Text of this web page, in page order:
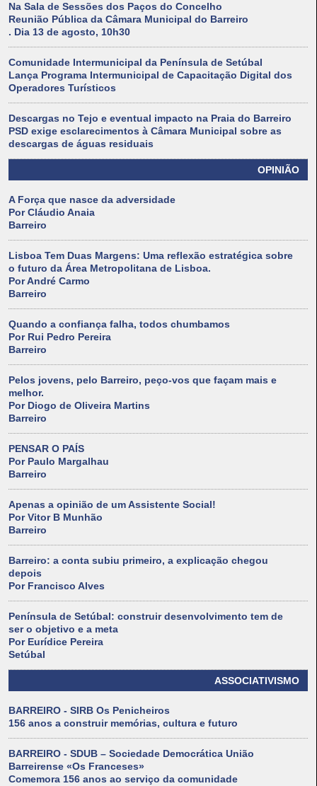
Na Sala de Sessões dos Paços do Concelho
Reunião Pública da Câmara Municipal do Barreiro
. Dia 13 de agosto, 10h30
Comunidade Intermunicipal da Península de Setúbal
Lança Programa Intermunicipal de Capacitação Digital dos
Operadores Turísticos
Descargas no Tejo e eventual impacto na Praia do Barreiro
PSD exige esclarecimentos à Câmara Municipal sobre as
descargas de águas residuais
OPINIÃO
A Força que nasce da adversidade
Por Cláudio Anaia
Barreiro
Lisboa Tem Duas Margens: Uma reflexão estratégica sobre
o futuro da Área Metropolitana de Lisboa.
Por André Carmo
Barreiro
Quando a confiança falha, todos chumbamos
Por Rui Pedro Pereira
Barreiro
Pelos jovens, pelo Barreiro, peço-vos que façam mais e
melhor.
Por Diogo de Oliveira Martins
Barreiro
PENSAR O PAÍS
Por Paulo Margalhau
Barreiro
Apenas a opinião de um Assistente Social!
Por Vitor B Munhão
Barreiro
Barreiro: a conta subiu primeiro, a explicação chegou
depois
Por Francisco Alves
Península de Setúbal: construir desenvolvimento tem de
ser o objetivo e a meta
Por Eurídice Pereira
Setúbal
ASSOCIATIVISMO
BARREIRO - SIRB Os Penicheiros
156 anos a construir memórias, cultura e futuro
BARREIRO - SDUB – Sociedade Democrática União
Barreirense «Os Franceses»
Comemora 156 anos ao serviço da comunidade